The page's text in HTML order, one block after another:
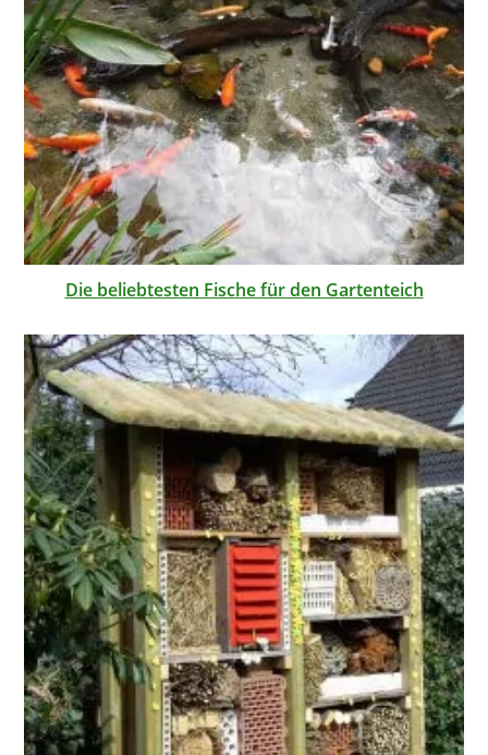
Die beliebtesten Fische für den Gartenteich